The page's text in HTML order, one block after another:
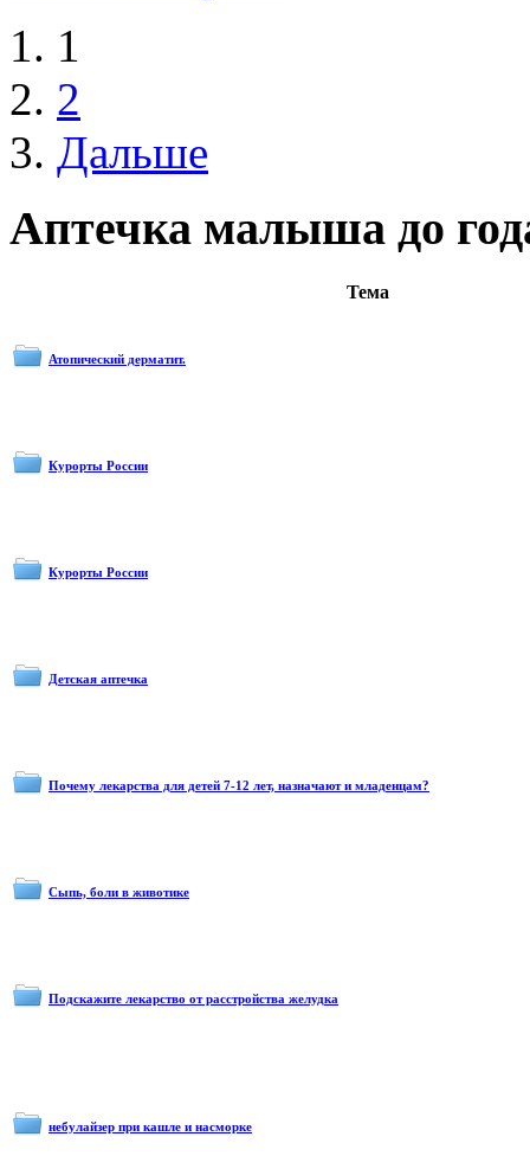
1
2
Дальше
Аптечка малыша до
Тема
Атопический дерматит.
Курорты России
Курорты России
Детская аптечка
Почему лекарства для детей 7-12 лет, назначают и младенцам?
Сыпь, боли в животике
Подскажите лекарство от расстройства желудка
небулайзер при кашле и насморке